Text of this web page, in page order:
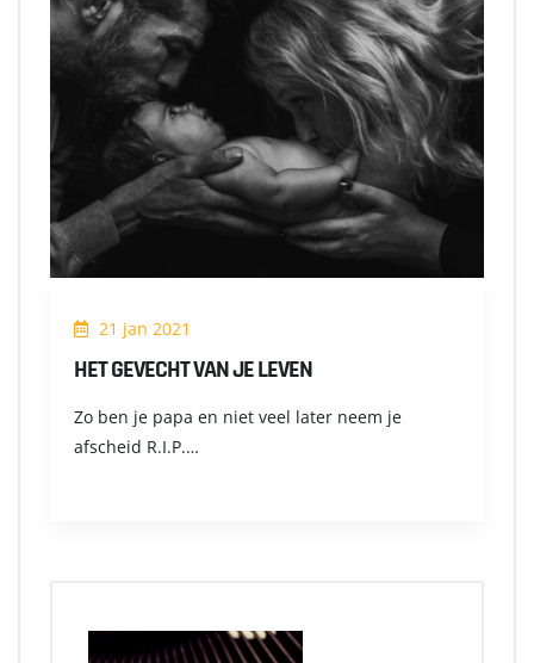
21 jan 2021
HET GEVECHT VAN JE LEVEN
Zo ben je papa en niet veel later neem je
afscheid R.I.P.…